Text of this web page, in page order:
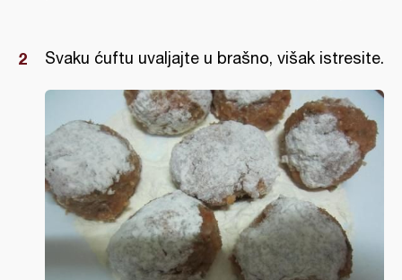
Svaku ćuftu uvaljajte u brašno, višak istresite.